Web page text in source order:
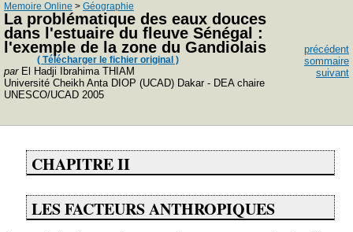
Memoire Online > Géographie
La problématique des eaux douces
dans l'estuaire du fleuve Sénégal :
l'exemple de la zone du Gandiolais
( Télécharger le fichier original )
parEl Hadji Ibrahima THIAM
Université Cheikh Anta DIOP (UCAD) Dakar - DEA chaire
UNESCO/UCAD 2005
précédent
sommaire
suivant
CHAPITRE II
LES FACTEURS ANTHROPIQUES